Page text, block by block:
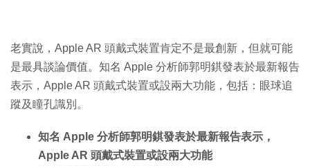
老實說，Apple AR 頭戴式裝置肯定不是最創新，但就可能
是最具談論價值。知名 Apple 分析師郭明錤發表於最新報告
表示，Apple AR 頭戴式裝置或設兩大功能，包括：眼球追
蹤及瞳孔識別。
知名 Apple 分析師郭明錤發表於最新報告表示，
Apple AR 頭戴式裝置或設兩大功能